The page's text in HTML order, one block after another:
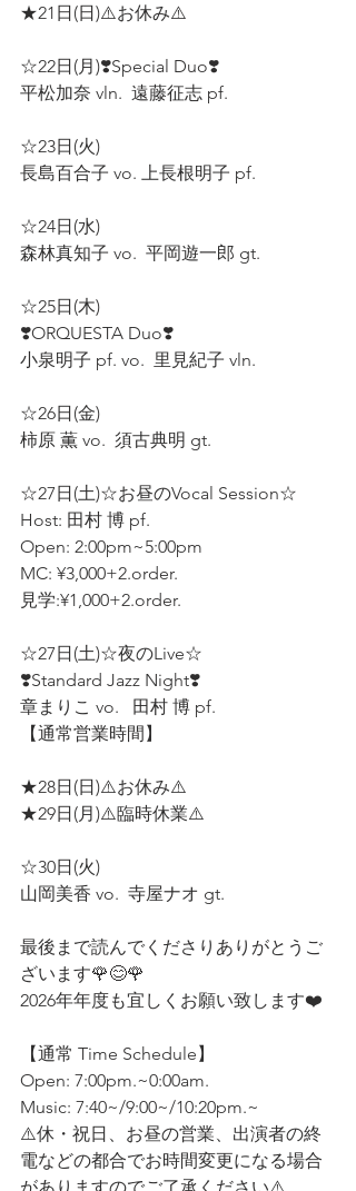
★21日(日)⚠️お休み⚠️
☆22日(月)❣️Special Duo❣️
平松加奈 vln.  遠藤征志 pf.
☆23日(火)
長島百合子 vo. 上長根明子 pf.
☆24日(水)
森林真知子 vo.  平岡遊一郎 gt.
☆25日(木)
❣️ORQUESTA Duo❣️
小泉明子 pf. vo.  里見紀子 vln.
☆26日(金)
柿原 薫 vo.  須古典明 gt.
☆27日(土)☆お昼のVocal Session☆
Host: 田村 博 pf.
Open: 2:00pm~5:00pm
MC: ¥3,000+2.order.
見学:¥1,000+2.order.
☆27日(土)☆夜のLive☆
❣️Standard Jazz Night❣️
章まりこ vo.   田村 博 pf.
【通常営業時間】
★28日(日)⚠️お休み⚠️
★29日(月)⚠️臨時休業⚠️
☆30日(火)
山岡美香 vo.  寺屋ナオ gt.
最後まで読んでくださりありがとうご
ざいます🌹😊🌹
2026年年度も宜しくお願い致します❤️
【通常 Time Schedule】
Open: 7:00pm.~0:00am.
Music: 7:40~/9:00~/10:20pm.~
⚠️休・祝日、お昼の営業、出演者の終
電などの都合でお時間変更になる場合